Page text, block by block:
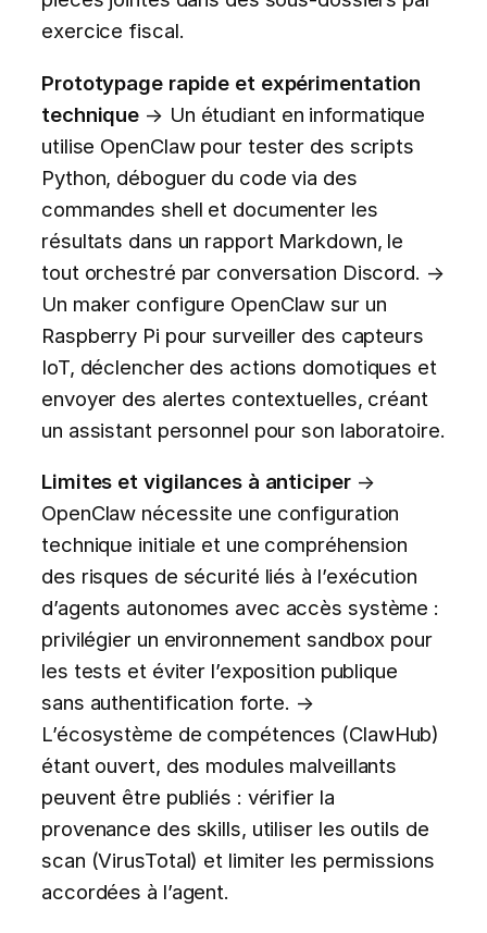
exercice fiscal.
Prototypage rapide et expérimentation
technique → Un étudiant en informatique
utilise OpenClaw pour tester des scripts
Python, déboguer du code via des
commandes shell et documenter les
résultats dans un rapport Markdown, le
tout orchestré par conversation Discord. →
Un maker configure OpenClaw sur un
Raspberry Pi pour surveiller des capteurs
IoT, déclencher des actions domotiques et
envoyer des alertes contextuelles, créant
un assistant personnel pour son laboratoire.
Limites et vigilances à anticiper→
OpenClaw nécessite une configuration
technique initiale et une compréhension
des risques de sécurité liés à l’exécution
d’agents autonomes avec accès système :
privilégier un environnement sandbox pour
les tests et éviter l’exposition publique
sans authentification forte. →
L’écosystème de compétences (ClawHub)
étant ouvert, des modules malveillants
peuvent être publiés : vérifier la
provenance des skills, utiliser les outils de
scan (VirusTotal) et limiter les permissions
accordées à l’agent.